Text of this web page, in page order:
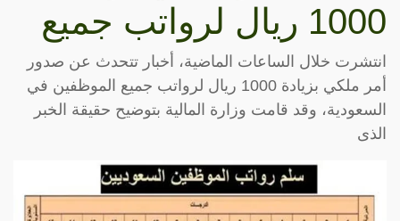
1000 ريال لرواتب جميع
انتشرت خلال الساعات الماضية، أخبار تتحدث عن صدور
أمر ملكي بزيادة 1000 ريال لرواتب جميع الموظفين في
السعودية، وقد قامت وزارة المالية بتوضيح حقيقة الخبر
الذى